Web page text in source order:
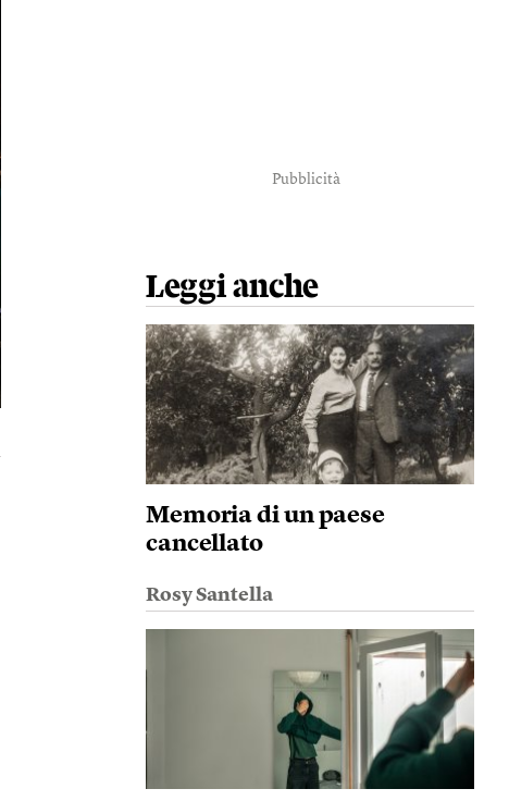
Pubblicità
Leggi anche
Memoria di un paese
cancellato
Rosy Santella